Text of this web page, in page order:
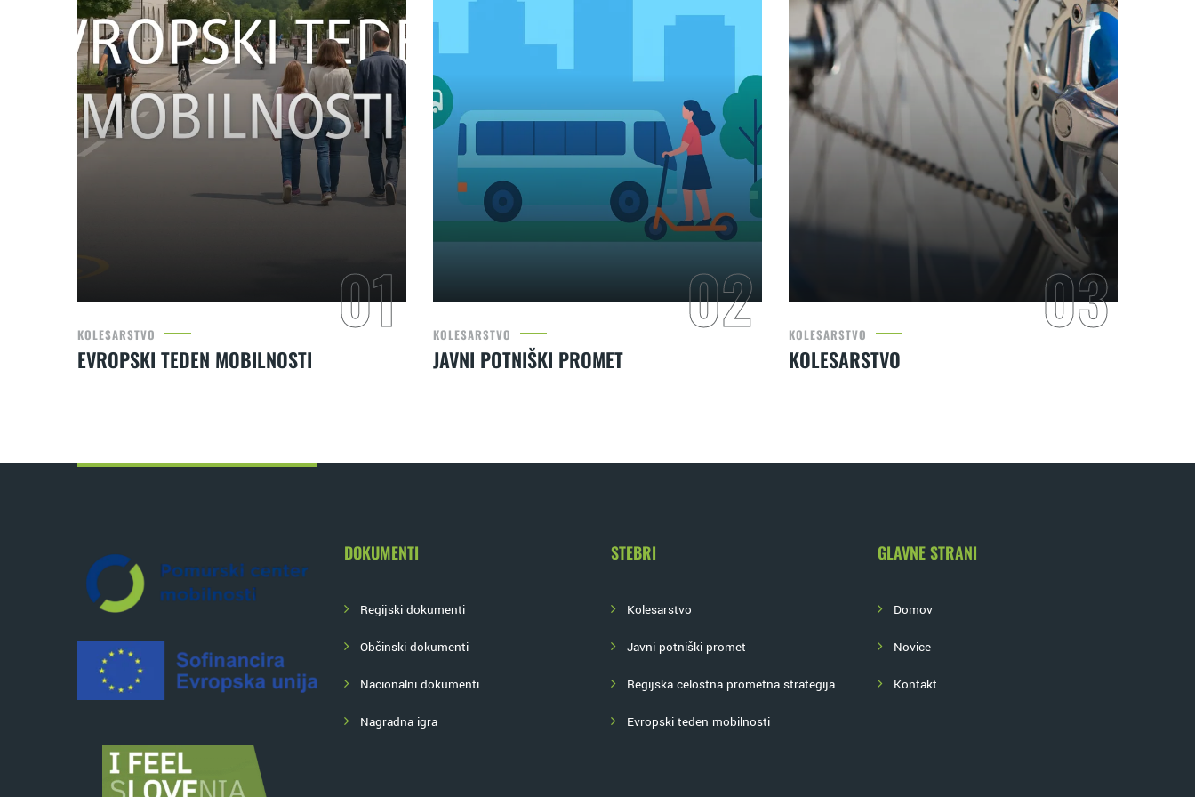
KOLESARSTVO
EVROPSKI TEDEN MOBILNOSTI
KOLESARSTVO
JAVNI POTNIŠKI PROMET
KOLESARSTVO
KOLESARSTVO
DOKUMENTI
Regijski dokumenti
Občinski dokumenti
Nacionalni dokumenti
Nagradna igra
STEBRI
Kolesarstvo
Javni potniški promet
Regijska celostna prometna strategija
Evropski teden mobilnosti
GLAVNE STRANI
Domov
Novice
Kontakt